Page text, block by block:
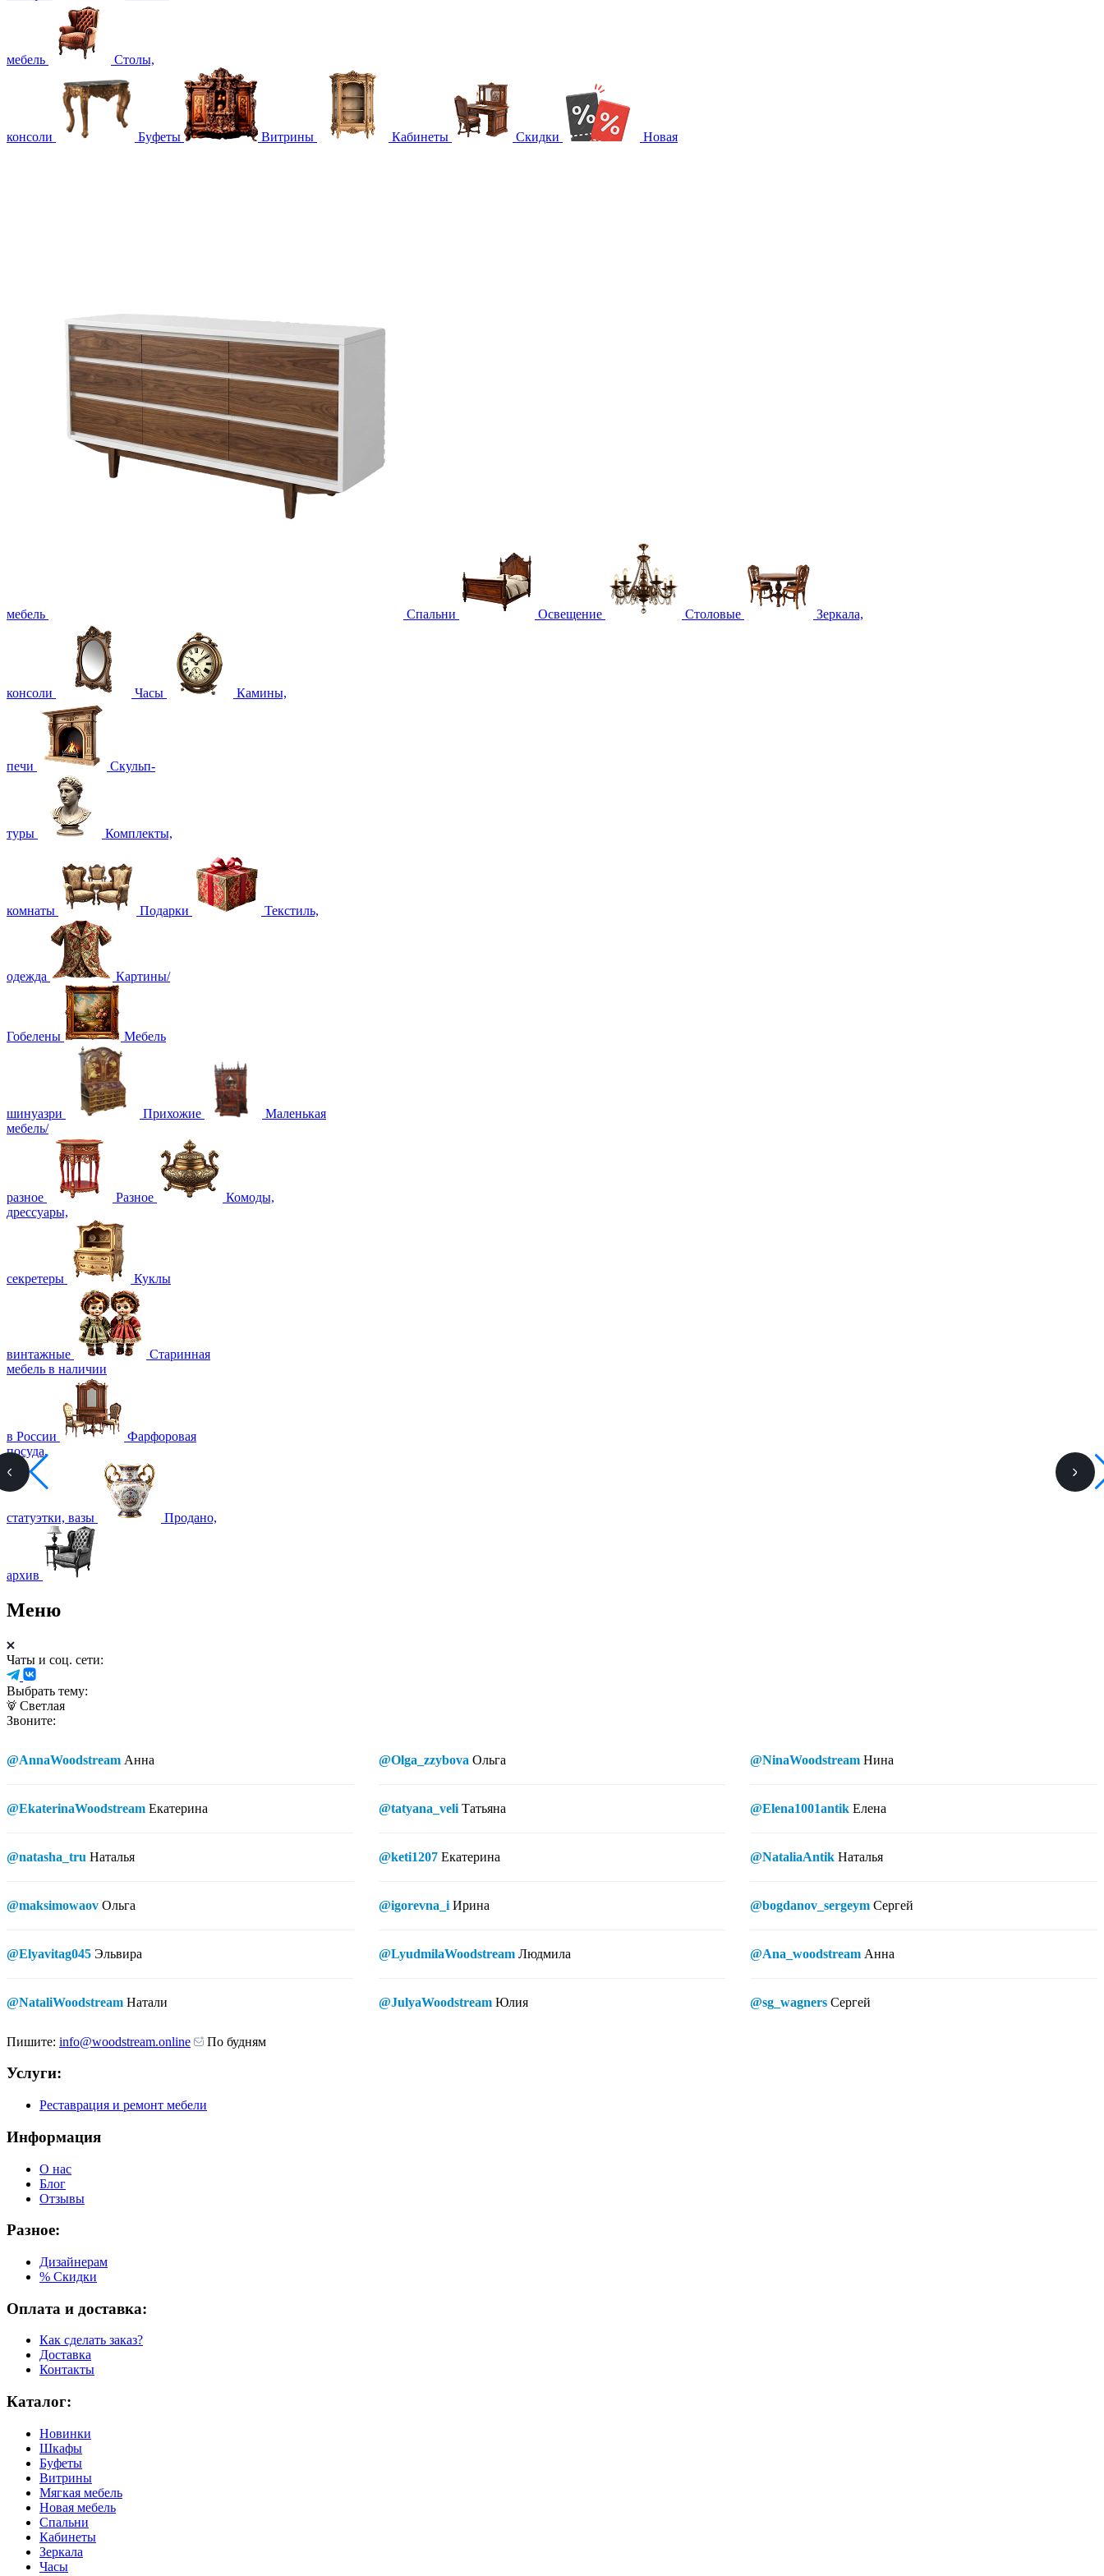
мебель Столы,
консоли Буфеты Витрины Кабинеты Скидки Новая
мебель Спальни Освещение Столовые Зеркала,
консоли Часы Камины,
печи Скульп-
туры Комплекты,
комнаты Подарки Текстиль,
одежда Картины/
Гобелены Мебель
шинуазри Прихожие
Маленькая
мебель/
разное Разное
Комоды,
дрессуары,
секретеры Куклы
винтажные
Старинная
мебель в наличии
в России
Фарфоровая
посуда,
статуэтки, вазы Продано,
архив
Меню
Чаты и соц. сети:
Выбрать тему:
Светлая
Звоните:
@AnnaWoodstream Анна
@EkaterinaWoodstream Екатерина
@natasha_tru Наталья
@maksimowaov Ольга
@Elyavitag045 Эльвира
@NataliWoodstream Натали
@Olga_zzybova Ольга
@tatyana_veli Татьяна
@keti1207 Екатерина
@igorevna_i Ирина
@LyudmilaWoodstream Людмила
@JulyaWoodstream Юлия
@NinaWoodstream Нина
@Elena1001antik Елена
@NataliaAntik Наталья
@bogdanov_sergeym Сергей
@Ana_woodstream Анна
@sg_wagners Сергей
Пишите: info@woodstream.online По будням
Услуги:
Реставрация и ремонт мебели
Информация
О нас
Блог
Отзывы
Разное:
Дизайнерам
% Скидки
Оплата и доставка:
Как сделать заказ?
Доставка
Контакты
Каталог:
Новинки
Шкафы
Буфеты
Витрины
Мягкая мебель
Новая мебель
Спальни
Кабинеты
Зеркала
Часы